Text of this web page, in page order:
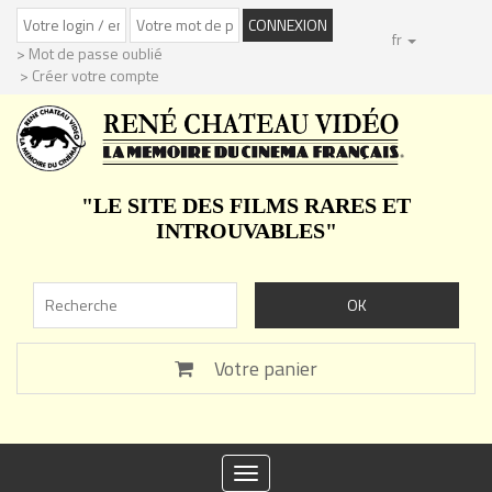
> Mot de passe oublié
> Créer votre compte
fr
"LE SITE DES FILMS RARES ET
INTROUVABLES"
Votre panier
Toggle